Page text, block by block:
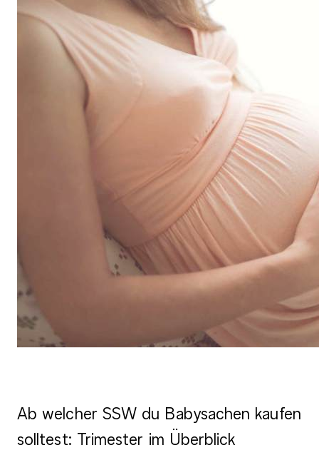
Ab welcher SSW du Babysachen kaufen
solltest: Trimester im Überblick